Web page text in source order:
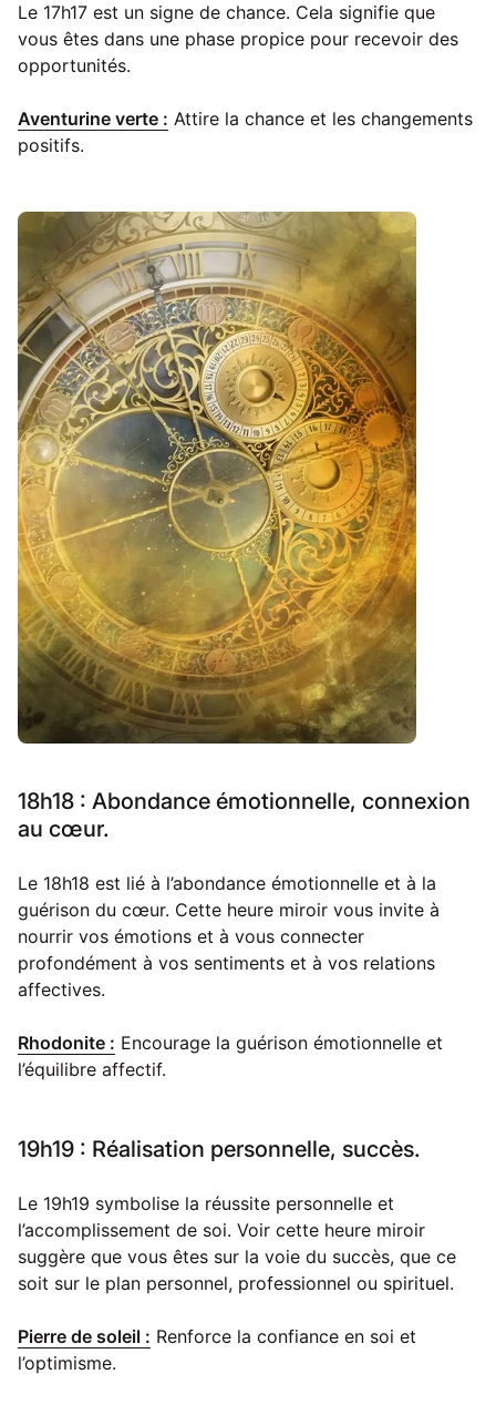
Le 17h17 est un signe de chance. Cela signifie que
vous êtes dans une phase propice pour recevoir des
opportunités.
Aventurine verte : Attire la chance et les changements
positifs.
18h18 : Abondance émotionnelle, connexion
au cœur.
Le 18h18 est lié à l’abondance émotionnelle et à la
guérison du cœur. Cette heure miroir vous invite à
nourrir vos émotions et à vous connecter
profondément à vos sentiments et à vos relations
affectives.
Rhodonite : Encourage la guérison émotionnelle et
l’équilibre affectif.
19h19 : Réalisation personnelle, succès.
Le 19h19 symbolise la réussite personnelle et
l’accomplissement de soi. Voir cette heure miroir
suggère que vous êtes sur la voie du succès, que ce
soit sur le plan personnel, professionnel ou spirituel.
Pierre de soleil : Renforce la confiance en soi et
l’optimisme.